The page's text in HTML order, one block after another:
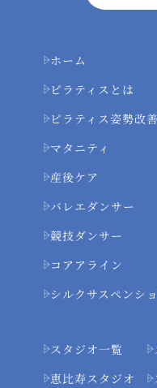
ホーム
ピラティスとは
ピラティス姿勢改
マタニティ
産後ケア
バレエダンサー
競技ダンサー
コアアライン
シルクサスペンシ
スタジオ一覧
恵比寿スタジオ